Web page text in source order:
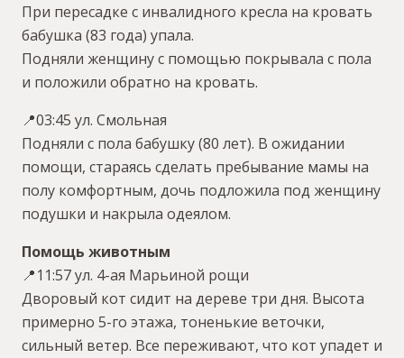
При пересадке с инвалидного кресла на кровать
бабушка (83 года) упала.
Подняли женщину с помощью покрывала с пола
и положили обратно на кровать.
📍03:45 ул. Смольная
Подняли с пола бабушку (80 лет). В ожидании
помощи, стараясь сделать пребывание мамы на
полу комфортным, дочь подложила под женщину
подушки и накрыла одеялом.
Помощь животным
📍11:57 ул. 4-ая Марьиной рощи
Дворовый кот сидит на дереве три дня. Высота
примерно 5-го этажа, тоненькие веточки,
сильный ветер. Все переживают, что кот упадет и